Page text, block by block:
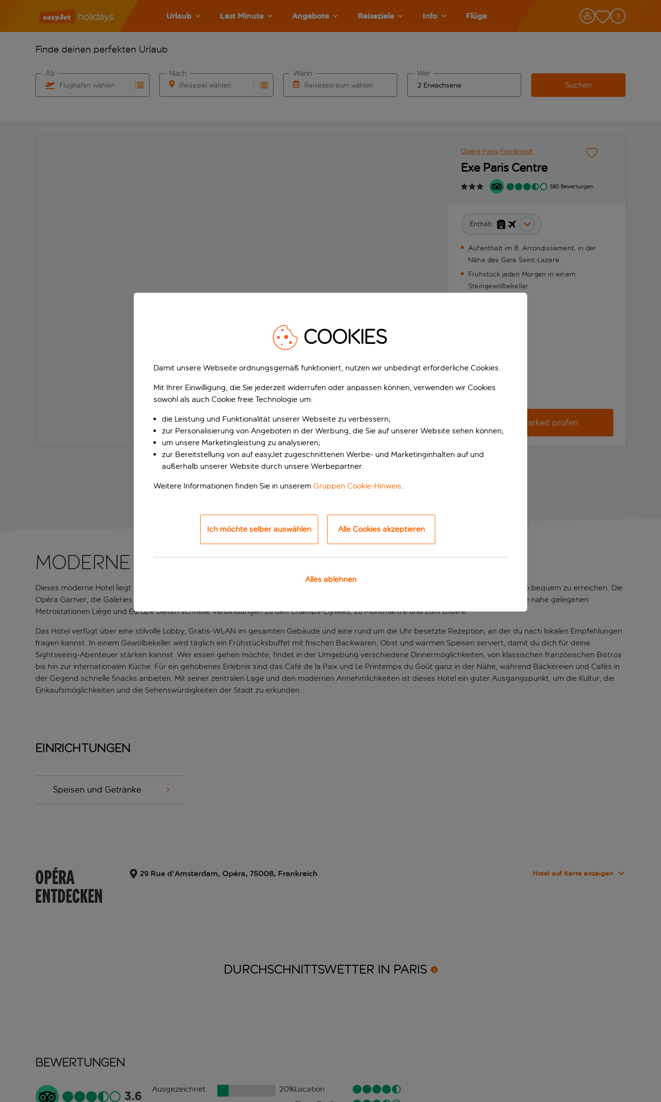
Urlaub Last Minute Angebote Reiseziele Info Flüge
Finde deinen perfekten Urlaub
Flughafen wählen
Ab
Reiseziel wählen
Nach
Reisezeitraum wählen
Wann Wer
Suchen
Opéra Paris Frankreich
Exe Paris Centre
580 Bewertungen
Enthält:
Aufenthalt im 8. Arrondissement, in der
Nähe des Gare Saint-Lazare
Frühstück jeden Morgen in einem
Steingewölbekeller
Verfügbarkeit prüfen
Moderne Unterkunft im Quartier Opéra
Dieses moderne Hotel liegt im 8. Arrondissement, in der Nähe des Gare Saint-Lazare. Die wichtigsten Pariser Sehenswürdigkeiten sind also bequem zu erreichen. Die
Opéra Garnier, die Galeries Lafayette und die eleganten Einkaufsstraßen des Boulevard Haussmann lassen sich alle zu Fuß bewältigen. Die nahe gelegenen
Metrostationen Liège und Europe bieten schnelle Verbindungen zu den Champs-Élysées, zu Montmartre und zum Louvre.
Das Hotel verfügt über eine stilvolle Lobby, Gratis-WLAN im gesamten Gebäude und eine rund um die Uhr besetzte Rezeption, an der du nach lokalen Empfehlungen
fragen kannst. In einem Gewölbekeller wird täglich ein Frühstücksbuffet mit frischen Backwaren, Obst und warmen Speisen serviert, damit du dich für deine
Sightseeing-Abenteuer stärken kannst. Wer essen gehen möchte, findet in der Umgebung verschiedene Dinnermöglichkeiten, von klassischen französischen Bistros
bis hin zur internationalen Küche. Für ein gehobenes Erlebnis sind das Café de la Paix und Le Printemps du Goût ganz in der Nähe, während Bäckereien und Cafés in
der Gegend schnelle Snacks anbieten. Mit seiner zentralen Lage und den modernen Annehmlichkeiten ist dieses Hotel ein guter Ausgangspunkt, um die Kultur, die
Einkaufsmöglichkeiten und die Sehenswürdigkeiten der Stadt zu erkunden.
Einrichtungen
Speisen und Getränke
OPÉRA
ENTDECKEN
29 Rue d'Amsterdam, Opéra, 75008, Frankreich Hotel auf Karte anzeigen
DURCHSCHNITTSWETTER IN PARIS
Bewertungen
3.6 Ausgezeichnet 20%Location
COOKIES
Damit unsere Webseite ordnungsgemäß funktioniert, nutzen wir unbedingt erforderliche Cookies.
Mit Ihrer Einwilligung, die Sie jederzeit widerrufen oder anpassen können, verwenden wir Cookies
sowohl als auch Cookie freie Technologie um:
die Leistung und Funktionalität unserer Webseite zu verbessern;
zur Personalisierung von Angeboten in der Werbung, die Sie auf unserer Website sehen können;
um unsere Marketingleistung zu analysieren;
zur Bereitstellung von auf easyJet zugeschnittenen Werbe- und Marketinginhalten auf und
außerhalb unserer Website durch unsere Werbepartner.
Weitere Informationen finden Sie in unserem Gruppen Cookie-Hinweis
Ich möchte selber auswählen Alle Cookies akzeptieren
Alles ablehnen